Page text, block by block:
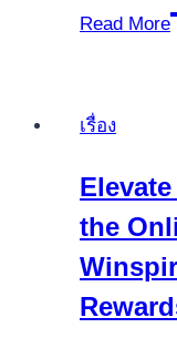
Read More
เรื่อง
the